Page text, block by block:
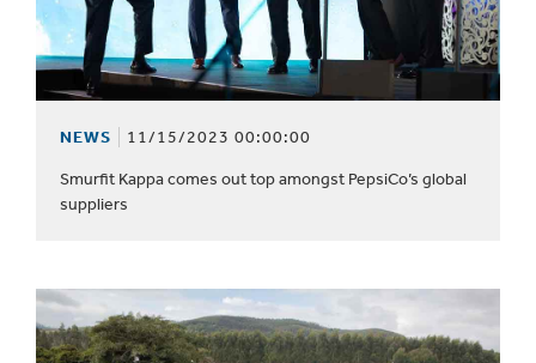
NEWS 11/15/2023 00:00:00
Smurfit Kappa comes out top amongst PepsiCo’s global
suppliers